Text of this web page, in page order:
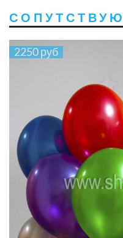
2250 руб